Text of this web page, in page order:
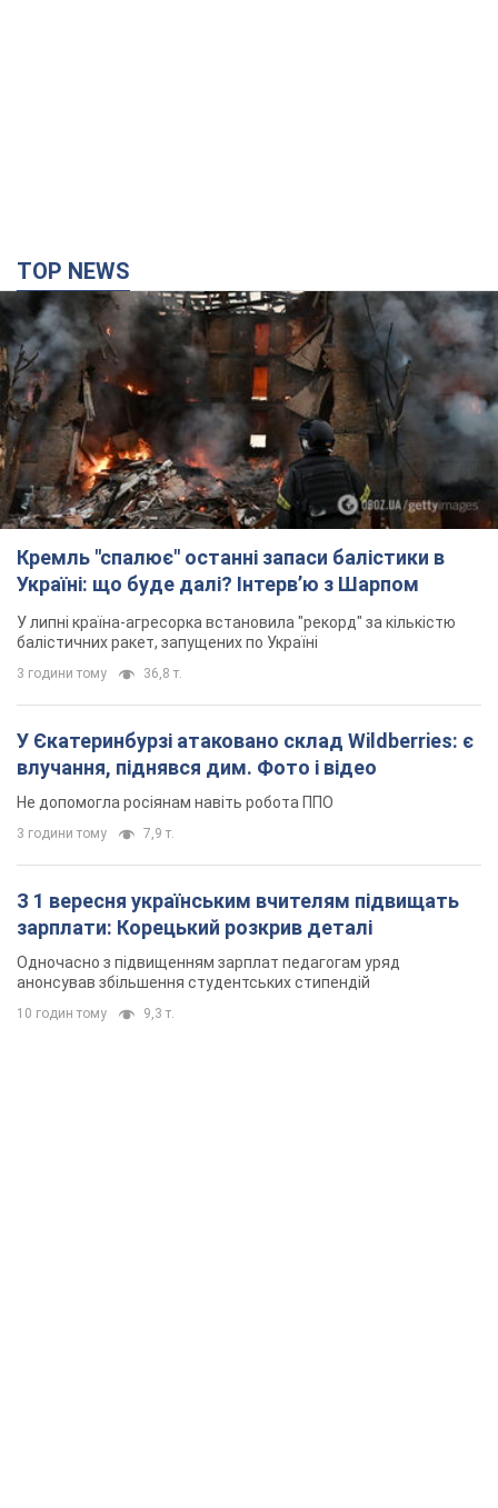
TOP NEWS
Кремль "спалює" останні запаси балістики в
Україні: що буде далі? Інтерв’ю з Шарпом
У липні країна-агресорка встановила "рекорд" за кількістю
балістичних ракет, запущених по Україні
3 години тому 36,8 т.
У Єкатеринбурзі атаковано склад Wildberries: є
влучання, піднявся дим. Фото і відео
Не допомогла росіянам навіть робота ППО
3 години тому 7,9 т.
З 1 вересня українським вчителям підвищать
зарплати: Корецький розкрив деталі
Одночасно з підвищенням зарплат педагогам уряд
анонсував збільшення студентських стипендій
10 годин тому 9,3 т.